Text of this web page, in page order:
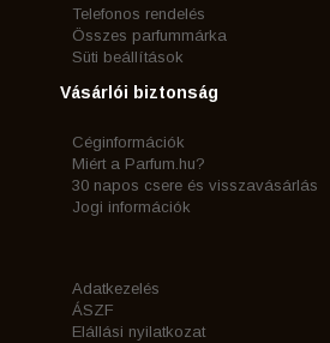
Telefonos rendelés
Összes parfummárka
Süti beállítások
Vásárlói biztonság
Céginformációk
Miért a Parfum.hu?
30 napos csere és visszavásárlás
Jogi információk
Adatkezelés
ÁSZF
Elállási nyilatkozat